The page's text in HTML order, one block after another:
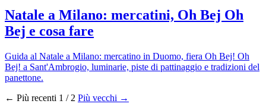
Natale a Milano: mercatini, Oh Bej Oh
Bej e cosa fare
Guida al Natale a Milano: mercatino in Duomo, fiera Oh Bej! Oh
Bej! a Sant'Ambrogio, luminarie, piste di pattinaggio e tradizioni del
panettone.
← Più recenti 1 / 2 Più vecchi →